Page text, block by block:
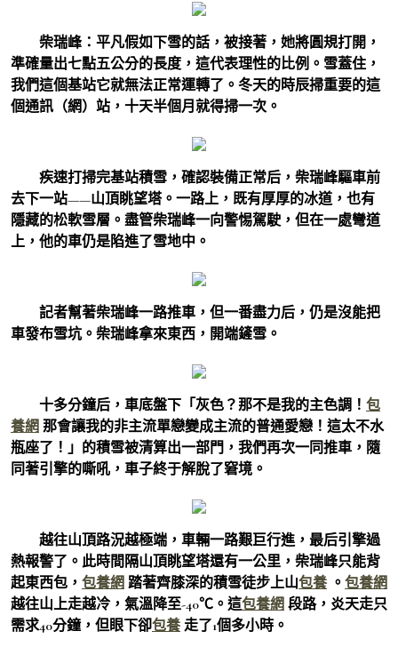
柴瑞峰：平凡假如下雪的話，被接著，她將圓規打開，
準確量出七點五公分的長度，這代表理性的比例。雪蓋住，
我們這個基站它就無法正常運轉了。冬天的時辰掃重要的這
個通訊（網）站，十天半個月就得掃一次。
疾速打掃完基站積雪，確認裝備正常后，柴瑞峰驅車前
去下一站——山頂眺望塔。一路上，既有厚厚的冰道，也有
隱藏的松軟雪層。盡管柴瑞峰一向警惕駕駛，但在一處彎道
上，他的車仍是陷進了雪地中。
記者幫著柴瑞峰一路推車，但一番盡力后，仍是沒能把
車發布雪坑。柴瑞峰拿來東西，開端鏟雪。
十多分鐘后，車底盤下「灰色？那不是我的主色調！ 包
養網 那會讓我的非主流單戀變成主流的普通愛戀！這太不水
瓶座了！」的積雪被清算出一部門，我們再次一同推車，隨
同著引擎的嘶吼，車子終于解脫了窘境。
越往山頂路況越極端，車輛一路艱巨行進，最后引擎過
熱報警了。此時間隔山頂眺望塔還有一公里，柴瑞峰只能背
起東西包， 包養網 踏著齊膝深的積雪徒步上山包養 。 包養網
越往山上走越冷，氣溫降至-40℃。這包養網 段路，炎天走只
需求40分鐘，但眼下卻包養 走了1個多小時。